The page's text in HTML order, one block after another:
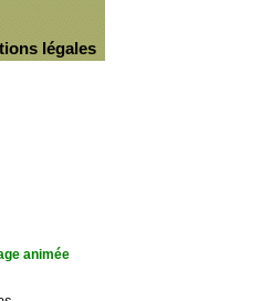
légales
animée